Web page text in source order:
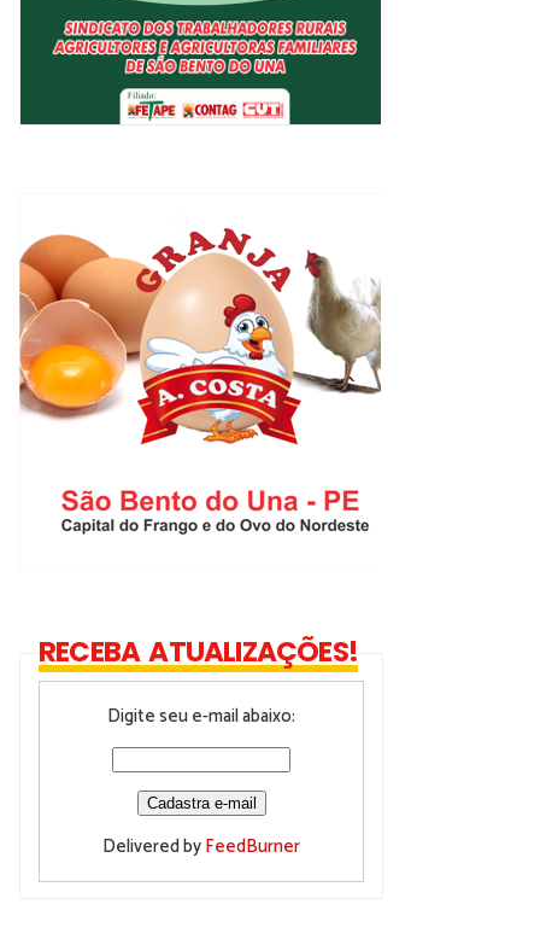
RECEBA ATUALIZAÇÕES!
Digite seu e-mail abaixo:
Delivered byFeedBurner